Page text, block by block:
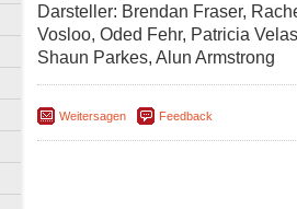
Darsteller: Brendan Fraser,
Vosloo, Oded Fehr, Patricia
Shaun Parkes, Alun Armstrong
Weitersagen Feedback